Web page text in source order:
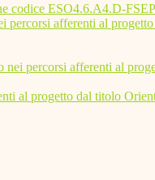
codice ESO4.6.A4.D-
afferenti al
percorsi afferenti al
al progetto dal titolo